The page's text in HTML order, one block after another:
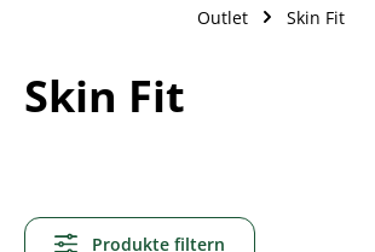
Outlet Skin Fit
Skin Fit
Produkte filtern